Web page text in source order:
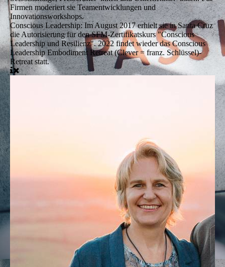
Firmen moderiert sie Teamentwicklungen und
Innovationsworkshops.
Conscious Leadership:Im August 2017 erhielt sie in Santa Cruz
die Autorisierung für den SFM-Zertifikatskurs "Conscious
Leadership und Resilienz". 2022 findet wieder das Conscious
Leadership Embodiment Retreat (Clever = franz. Schlüssel)-
Retreat statt.